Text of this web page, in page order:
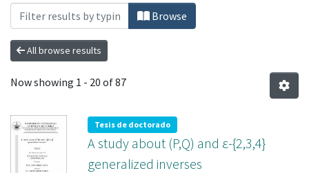
Browsing Tesis by Career "Doctorado en
Browse
All browse results
Now showing 1 - 20 of 87
Tesis de doctorado
A study about (P,Q) and ε-{2,3,4}
generalized inverses